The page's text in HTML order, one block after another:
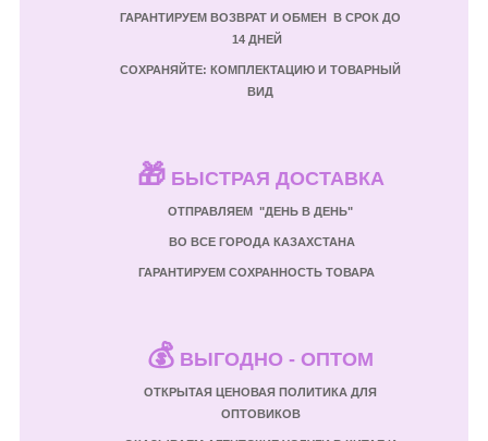
ГАРАНТИРУЕМ ВОЗВРАТ И ОБМЕН В СРОК ДО
14 ДНЕЙ
СОХРАНЯЙТЕ: КОМПЛЕКТАЦИЮ И ТОВАРНЫЙ
ВИД
🎁 БЫСТРАЯ ДОСТАВКА
ОТПРАВЛЯЕМ "ДЕНЬ В ДЕНЬ"
ВО ВСЕ ГОРОДА КАЗАХСТАНА
ГАРАНТИРУЕМ СОХРАННОСТЬ ТОВАРА
💰 ВЫГОДНО - ОПТОМ
ОТКРЫТАЯ ЦЕНОВАЯ ПОЛИТИКА ДЛЯ
ОПТОВИКОВ